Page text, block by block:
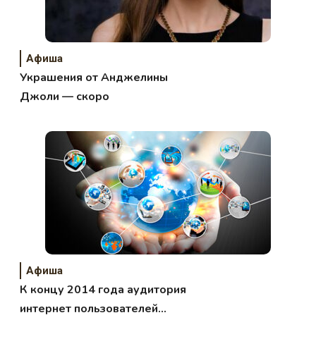
Афиша
Украшения от Анджелины
Джоли — скоро
Афиша
К концу 2014 года аудитория
интернет пользователей